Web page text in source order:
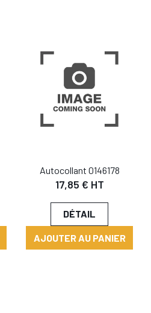
Autocollant 0146178
17,85 € HT
DÉTAIL
AJOUTER AU PANIER